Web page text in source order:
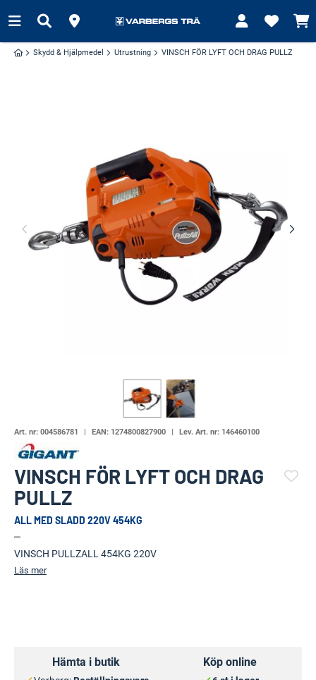
Skydd & Hjälpmedel Utrustning VINSCH FÖR LYFT OCH DRAG PULLZ
Art. nr: 004586781 EAN: 1274800827900 Lev. Art. nr: 146460100
VINSCH FÖR LYFT OCH DRAG
PULLZ
ALL MED SLADD 220V 454KG
VINSCH PULLZALL 454KG 220V
Läs mer
Hämta i butik Köp online